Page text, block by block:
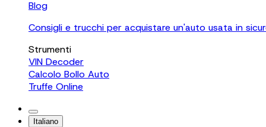
Blog
Consigli e trucchi per acquistare un'auto usata in
Strumenti
VIN Decoder
Calcolo Bollo Auto
Truffe Online
Italiano